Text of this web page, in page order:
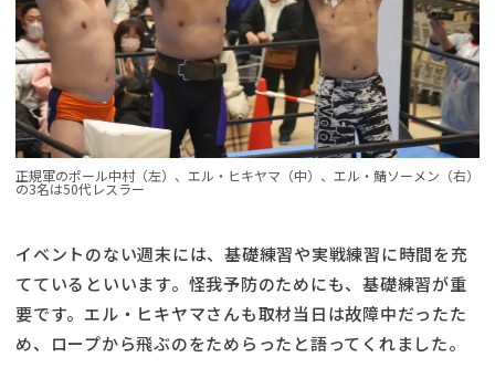
正規軍のポール中村（左）、エル・ヒキヤマ（中）、エル・鯖ソーメン（右）
の3名は50代レスラー
イベントのない週末には、基礎練習や実戦練習に時間を充
てているといいます。怪我予防のためにも、基礎練習が重
要です。エル・ヒキヤマさんも取材当日は故障中だったた
め、ロープから飛ぶのをためらったと語ってくれました。